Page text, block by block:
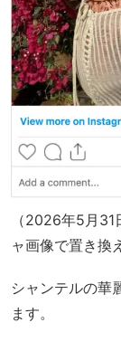
（2026年5月
ャ画像で置き換
シャンテルの華
ます。